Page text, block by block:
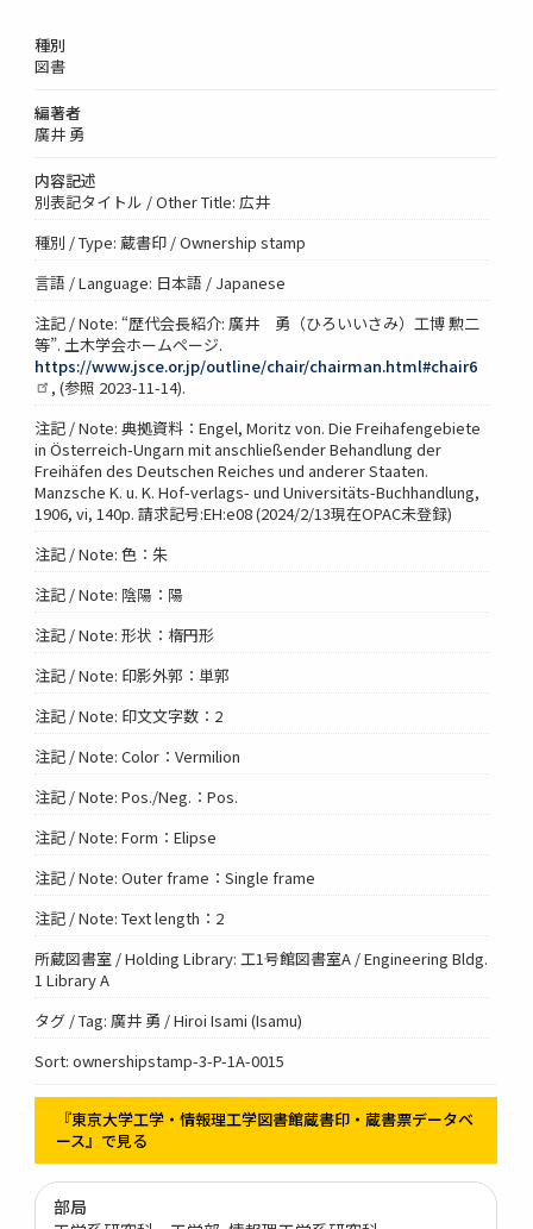
種別
図書
編著者
廣井 勇
内容記述
別表記タイトル / Other Title: 広井
種別 / Type: 蔵書印 / Ownership stamp
言語 / Language: 日本語 / Japanese
注記 / Note: “歴代会長紹介: 廣井 勇（ひろいいさみ）工博 勲二
等”. 土木学会ホームページ.
https://www.jsce.or.jp/outline/chair/chairman.html#chair6
, (参照 2023-11-14).
注記 / Note: 典拠資料：Engel, Moritz von. Die Freihafengebiete
in Österreich-Ungarn mit anschließender Behandlung der
Freihäfen des Deutschen Reiches und anderer Staaten.
Manzsche K. u. K. Hof-verlags- und Universitäts-Buchhandlung,
1906, vi, 140p. 請求記号:EH:e08 (2024/2/13現在OPAC未登録)
注記 / Note: 色：朱
注記 / Note: 陰陽：陽
注記 / Note: 形状：楕円形
注記 / Note: 印影外郭：単郭
注記 / Note: 印文文字数：2
注記 / Note: Color：Vermilion
注記 / Note: Pos./Neg.：Pos.
注記 / Note: Form：Elipse
注記 / Note: Outer frame：Single frame
注記 / Note: Text length：2
所蔵図書室 / Holding Library: 工1号館図書室A / Engineering Bldg.
1 Library A
タグ / Tag: 廣井 勇 / Hiroi Isami (Isamu)
Sort: ownershipstamp-3-P-1A-0015
『東京大学工学・情報理工学図書館蔵書印・蔵書票データベ
ース』で見る
部局